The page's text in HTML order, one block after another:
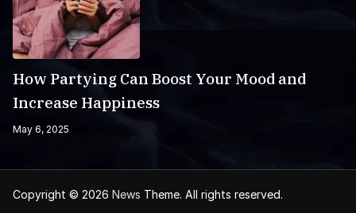
How Partying Can Boost Your Mood and
Increase Happiness
May 6, 2025
Copyright © 2026 News Theme. All rights reserved.